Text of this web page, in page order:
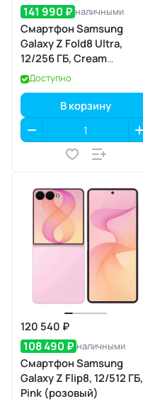
141 990 ₽ наличными
Смартфон Samsung
Galaxy Z Fold8 Ultra,
12/256 ГБ, Cream
(кремовый)
Доступно
В корзину
120 540 ₽
108 490 ₽ наличными
Смартфон Samsung
Galaxy Z Flip8, 12/512 ГБ,
Pink (розовый)